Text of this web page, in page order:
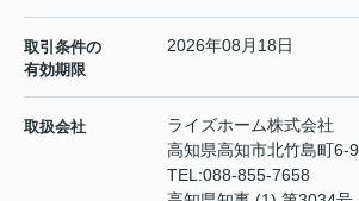
取引条件の
有効期限
2026年08月18日
取扱会社
ライズホーム株式会社
高知県高知市北竹島町6-9
TEL:088-855-7658